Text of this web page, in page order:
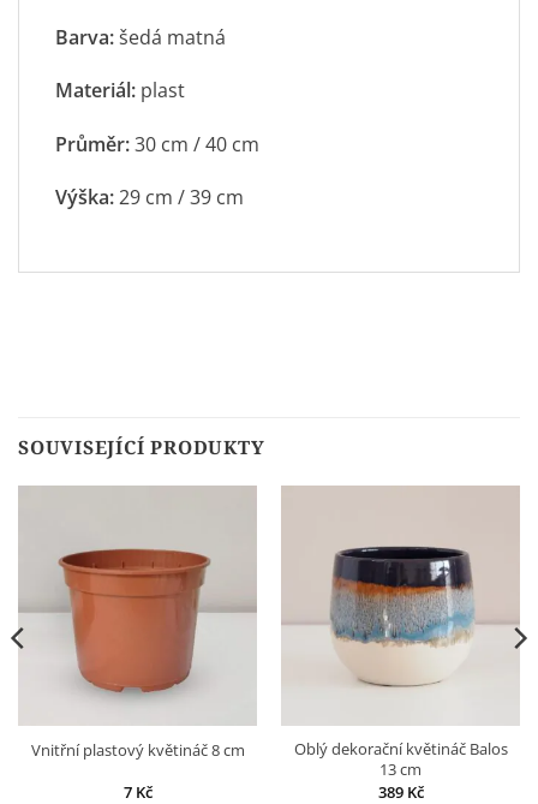
Barva:šedá matná
Materiál: plast
Průměr:30 cm / 40 cm
Výška:29 cm / 39 cm
SOUVISEJÍCÍ PRODUKTY
Vnitřní plastový květináč 8 cm
7 Kč
Oblý dekorační květináč Balos
13 cm
389 Kč